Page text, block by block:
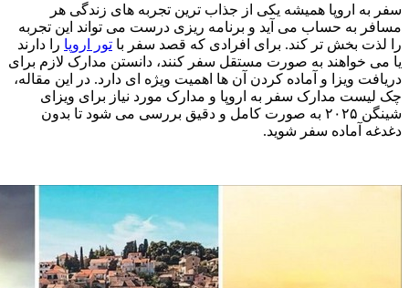
سفر به اروپا همیشه یکی از جذاب ترین تجربه های زندگی هر
مسافر به حساب می آید و برنامه ریزی درست می تواند این تجربه
را لذت بخش تر کند. برای افرادی که قصد سفر با تور اروپا را دارند
یا می خواهند به صورت مستقل سفر کنند، دانستن مدارک لازم برای
دریافت ویزا و آماده کردن آن ها اهمیت ویژه ای دارد. در این مقاله،
چک لیست مدارک سفر به اروپا و مدارک مورد نیاز برای ویزای
شینگن ۲۰۲۵ به صورت کامل و دقیق بررسی می شود تا بدون
دغدغه آماده سفر شوید.